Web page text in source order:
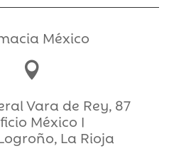
México

Vara de Rey, 87
México I
La Rioja